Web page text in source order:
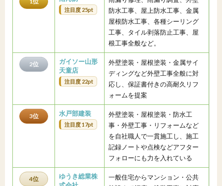
注目度 25pt
防水工事、屋上防水工事、金属
屋根防水工事、各種シーリング
工事、タイル剥落防止工事、屋
根工事全般など。
2位
ガイソー山形
天童店
注目度 22pt
外壁塗装・屋根塗装・金属サイ
ディングなど外壁工事全般に対
応し、保証書付きの高耐久リフ
ォームを提案
3位 水戸部建装
注目度 17pt
外壁塗装・屋根塗装・防水工
事・外壁工事・リフォームなど
を自社職人で一貫施工し、施工
記録ノートや点検などアフター
フォローにも力を入れている
4位
ゆうき総業株
一般住宅からマンション・公共